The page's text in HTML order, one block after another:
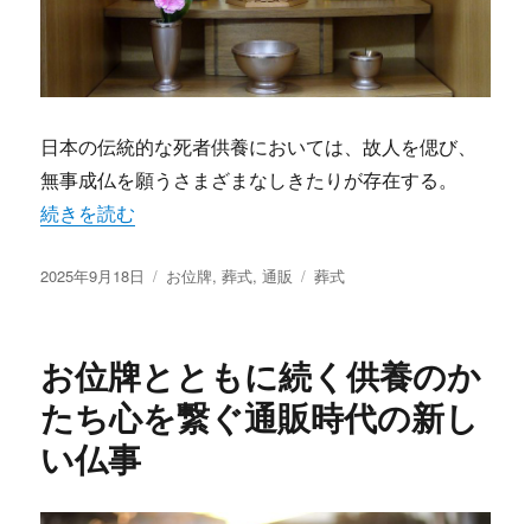
日本の伝統的な死者供養においては、故人を偲び、
無事成仏を願うさまざまなしきたりが存在する。
“現代に受け継がれるお位牌通販と新しい供養のかたち
続きを読む
投
2025年9月18日
カ
ー
お位牌,葬式,通販
タ
葬式
お位牌とともに続く供養のか
たち心を繋ぐ通販時代の新し
い仏事